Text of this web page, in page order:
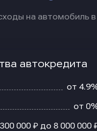
на автомобиль в
автокредита
от
от
000 ₽ до 8 000 000